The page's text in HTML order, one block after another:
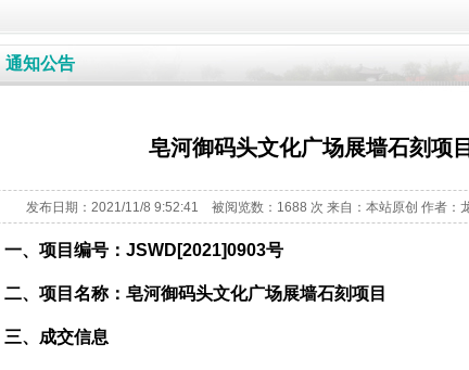
通知公告
皂河御码头文化广场展墙石刻项
发布日期：2021/11/8 9:52:41 被阅览数：1688 次 来自：本站原创 作者：
一、项目编号： JSWD[2021]0903号
二、项目名称：皂河御码头文化广场展墙石刻项目
三、成交信息